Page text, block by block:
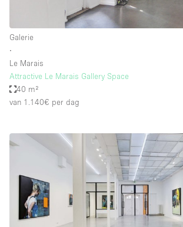
Galerie
∙
Le Marais
Attractive Le Marais Gallery Space
40 m²
van 1.140€ per dag